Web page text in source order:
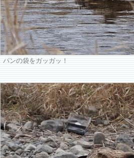
パンの袋をガッガッ！